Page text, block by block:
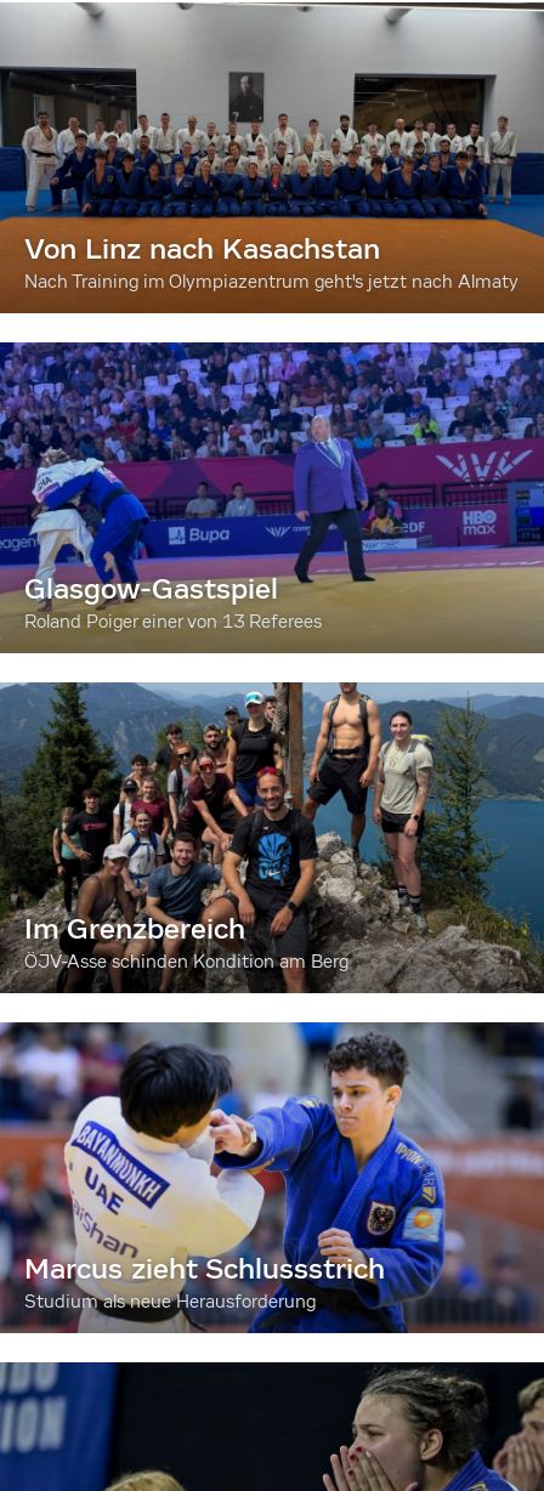
Von Linz nach Kasachstan
Nach Training im Olympiazentrum geht's jetzt nach Almaty
Glasgow-Gastspiel
Roland Poiger einer von 13 Referees
Im Grenzbereich
ÖJV-Asse schinden Kondition am Berg
Marcus zieht Schlussstrich
Studium als neue Herausforderung